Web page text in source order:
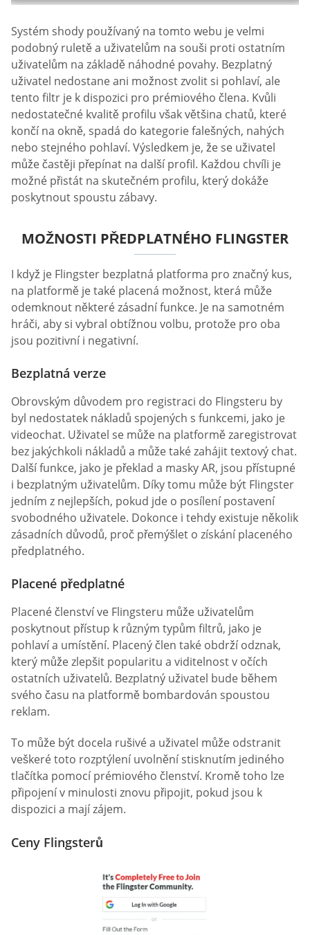
Systém shody používaný na tomto webu je velmi
podobný ruletě a uživatelům na souši proti ostatním
uživatelům na základě náhodné povahy. Bezplatný
uživatel nedostane ani možnost zvolit si pohlaví, ale
tento filtr je k dispozici pro prémiového člena. Kvůli
nedostatečné kvalitě profilu však většina chatů, které
končí na okně, spadá do kategorie falešných, nahých
nebo stejného pohlaví. Výsledkem je, že se uživatel
může častěji přepínat na další profil. Každou chvíli je
možné přistát na skutečném profilu, který dokáže
poskytnout spoustu zábavy.
MOŽNOSTI PŘEDPLATNÉHO FLINGSTER
I když je Flingster bezplatná platforma pro značný kus,
na platformě je také placená možnost, která může
odemknout některé zásadní funkce. Je na samotném
hráči, aby si vybral obtížnou volbu, protože pro oba
jsou pozitivní i negativní.
Bezplatná verze
Obrovským důvodem pro registraci do Flingsteru by
byl nedostatek nákladů spojených s funkcemi, jako je
videochat. Uživatel se může na platformě zaregistrovat
bez jakýchkoli nákladů a může také zahájit textový chat.
Další funkce, jako je překlad a masky AR, jsou přístupné
i bezplatným uživatelům. Díky tomu může být Flingster
jedním z nejlepších, pokud jde o posílení postavení
svobodného uživatele. Dokonce i tehdy existuje několik
zásadních důvodů, proč přemýšlet o získání placeného
předplatného.
Placené předplatné
Placené členství ve Flingsteru může uživatelům
poskytnout přístup k různým typům filtrů, jako je
pohlaví a umístění. Placený člen také obdrží odznak,
který může zlepšit popularitu a viditelnost v očích
ostatních uživatelů. Bezplatný uživatel bude během
svého času na platformě bombardován spoustou
reklam.
To může být docela rušivé a uživatel může odstranit
veškeré toto rozptýlení uvolnění stisknutím jediného
tlačítka pomocí prémiového členství. Kromě toho lze
připojení v minulosti znovu připojit, pokud jsou k
dispozici a mají zájem.
Ceny Flingsterů